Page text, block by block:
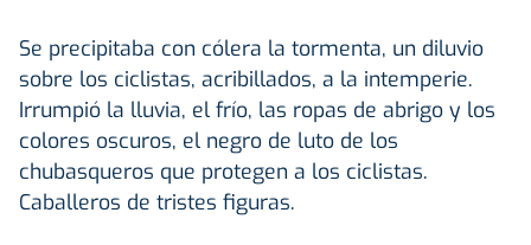
Se precipitaba con cólera la tormenta, un diluvio
sobre los ciclistas, acribillados, a la intemperie.
Irrumpió la lluvia, el frío, las ropas de abrigo y los
colores oscuros, el negro de luto de los
chubasqueros que protegen a los ciclistas.
Caballeros de tristes figuras.